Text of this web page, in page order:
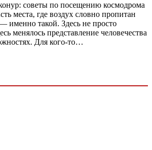
советы по посещению космодрома
места, где воздух словно пропитан
именно такой. Здесь не просто
менялось представление человечества
Для кого-то…